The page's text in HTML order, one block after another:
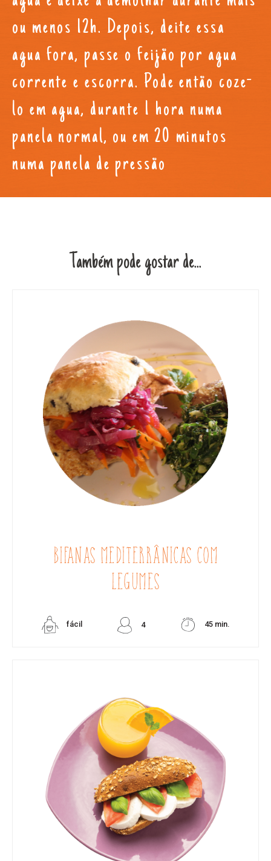
ou menos 12h. Depois, deite essa
agua fora, passe o feijão por agua
corrente e escorra. Pode então coze-
lo em agua, durante 1 hora numa
panela normal, ou em 20 minutos
numa panela de pressão
Também pode gostar de...
BIFANAS MEDITERRÂNICAS COM
LEGUMES
fácil 4 45 min.